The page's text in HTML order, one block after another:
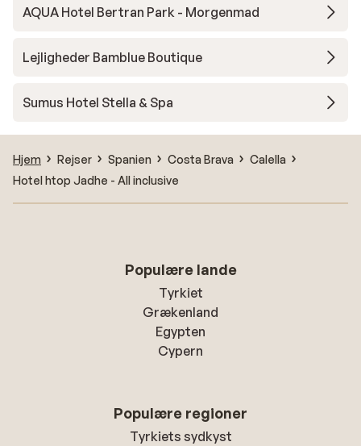
AQUA Hotel Bertran Park - Morgenmad
Lejligheder Bamblue Boutique
Sumus Hotel Stella & Spa
Hjem Rejser Spanien Costa Brava
Calella
Hotel htop Jadhe - All inclusive
Populære lande
Tyrkiet
Grækenland
Egypten
Cypern
Populære regioner
Tyrkiets sydkyst